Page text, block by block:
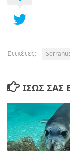
Ετικέτες:
ΊΣΩΣ ΣΑΣ